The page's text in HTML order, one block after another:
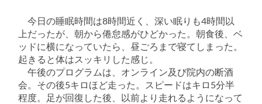
今日の睡眠時間は8時間近く、深い眠りも4時間以
上だったが、朝から倦怠感がひどかった。朝食後、ベ
ッドに横になっていたら、昼ごろまで寝てしまった。
起きると体はスッキリした感じ。
午後のプログラムは、オンライン及び院内の断酒
会。その後5キロほど走った。スピードはキロ5分半
程度。足が回復した後、以前より走れるようになって